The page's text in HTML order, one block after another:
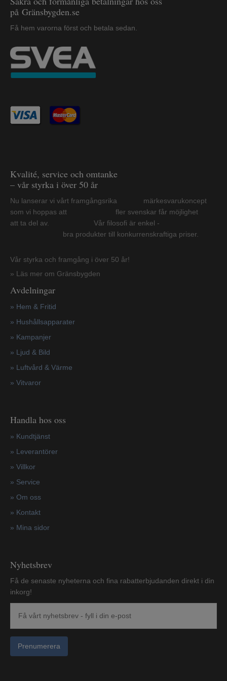
på Gränsbygden.se
Få hem varorna först och betala sedan.
Kvalité, service och omtanke
– vår styrka i över 50 år
Nu lanserar vi vårt framgångsrika märkesvarukoncept
som vi hoppas att fler svenskar får möjlighet
att ta del av. Vår filosofi är enkel -
bra produkter till konkurrenskraftiga priser.
Vår styrka och framgång i över 50 år!
» Läs mer om Gränsbygden
Avdelningar
» Hem & Fritid
» Hushållsapparater
» Kampanjer
» Ljud & Bild
» Luftvård & Värme
» Vitvaror
Handla hos oss
» Kundtjänst
» Leverantörer
» Villkor
» Service
» Om oss
» Kontakt
» Mina sidor
Nyhetsbrev
Få de senaste nyheterna och fina rabatterbjudanden direkt i din
inkorg!
Prenumerera